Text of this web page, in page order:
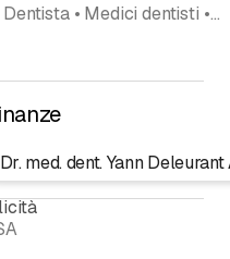
Dentista • Medici dentisti • Ortodonzia • Igiene dentale • Implantologia • Odontoiatria pediatrica • Sbiancamento denti • Medicina dentale ricostruttiva
Dr. med. dent. Yann